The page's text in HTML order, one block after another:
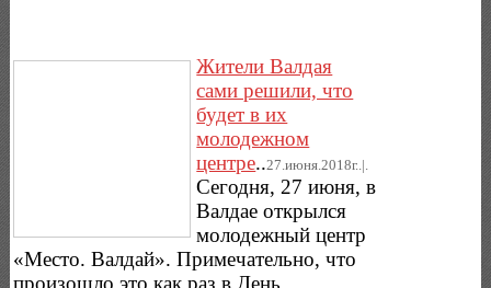
Жители Валдая
сами решили, что
будет в их
молодежном
центре..27.июня.2018г..|.
Сегодня, 27 июня, в
Валдае открылся
молодежный центр
«Место. Валдай». Примечательно, что